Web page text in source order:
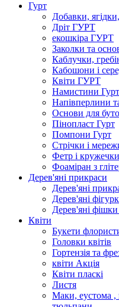
Гурт
Добавки,
Дріт ГУРТ
екошкіра ГУРТ
Заколки та
Каблучки,
Кабошони і
Квіти ГУРТ
Намистини Гурт
Напівперлини
Основи для
Пінопласт Гурт
Помпони Гурт
Стрічки і
Фетр і
Фоаміран з
Дерев'яні прикраси
Дерев'яні
Дерев'яні
Дерев'яні фішки
Квіти
Букети
Головки квітів
Гортензія та
квіти Акція
Квіти пласкі
Листя
Маки, еустома ,